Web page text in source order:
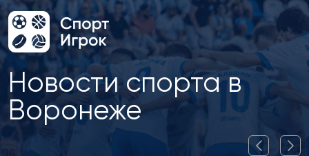
Новости спорта в
Воронеже